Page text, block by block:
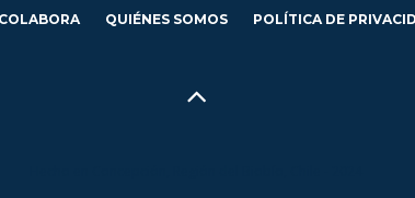
COLABORA QUIÉNES SOMOS POLÍTICA DE